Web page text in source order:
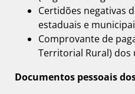
Certidões negativas
estaduais e
Comprovante de
Territorial Rural) dos
Documentos pessoais